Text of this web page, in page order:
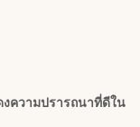
ความปรารถนาที่ดีใน